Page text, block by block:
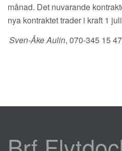
månad. Det nuvarande
nya kontraktet trader i kraft 1
Sven-Åke Aulin, 070-345 15